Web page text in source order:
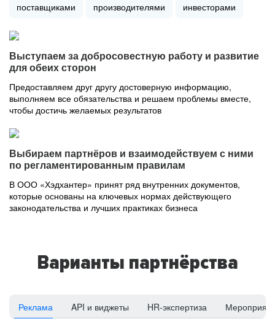
поставщиками производителями инвесторами
Выступаем за добросовестную работу и развитие
для обеих сторон
Предоставляем друг другу достоверную информацию,
выполняем все обязательства и решаем проблемы вместе,
чтобы достичь желаемых результатов
Выбираем партнёров и взаимодействуем с ними
по регламентированным правилам
В ООО «Хэдхантер» принят ряд внутренних документов,
которые основаны на ключевых нормах действующего
законодательства и лучших практиках бизнеса
Варианты партнёрства
Реклама API и виджеты HR-экспертиза